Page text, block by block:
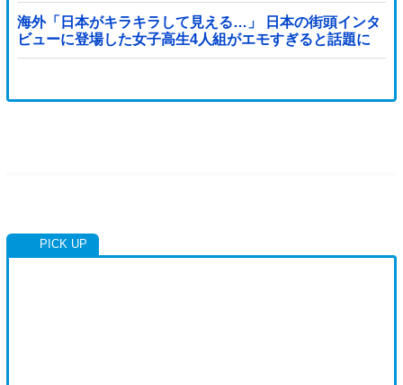
海外「日本がキラキラして見える…」 日本の街頭インタ
ビューに登場した女子高生4人組がエモすぎると話題に